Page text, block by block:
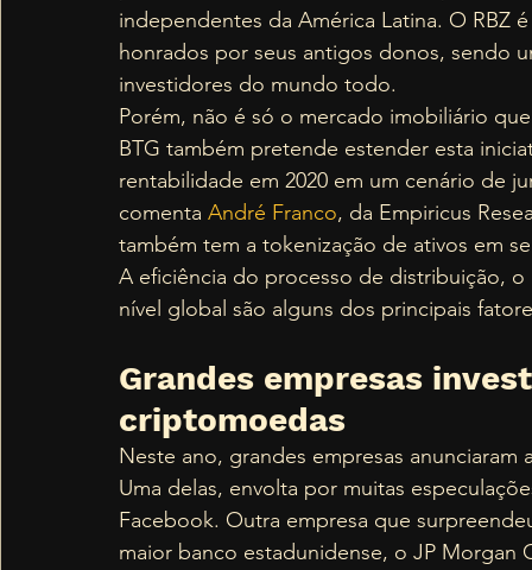
independentes da América Latina. O RBZ
honrados por seus antigos donos, sendo
investidores do mundo todo.
Porém, não é só o mercado imobiliário
BTG também pretende estender esta
rentabilidade em 2020 em um cenário de
comenta André Franco, da Empiricus
também tem a tokenização de ativos em
A eficiência do processo de distribuição,
nível global são alguns dos principais
Grandes empresas
criptomoedas
Neste ano, grandes empresas
Uma delas, envolta por muitas
Facebook. Outra empresa que
maior banco estadunidense, o JP Morgan